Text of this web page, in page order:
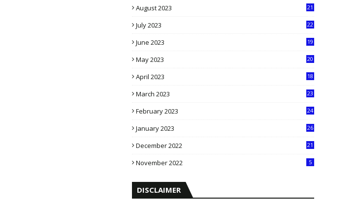
August 2023
21
July 2023
22
June 2023
19
May 2023
20
April 2023
18
March 2023
23
February 2023
24
January 2023
26
December 2022
21
November 2022 5
DISCLAIMER